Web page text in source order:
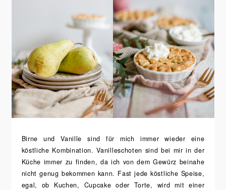
Birne und Vanille sind für mich immer wieder eine
köstliche Kombination. Vanilleschoten sind bei mir in der
Küche immer zu finden, da ich von dem Gewürz beinahe
nicht genug bekommen kann. Fast jede köstliche Speise,
egal, ob Kuchen, Cupcake oder Torte, wird mit einer